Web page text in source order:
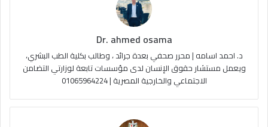
e
ا
م
ل
م
و
ق
ع
Dr. ahmed osama
د. احمد اسامه | محرر صحفي بعدة جرائد ، وطالب بكلية الطب البشري،
ويعمل مستشار حقوق الإنسان لدى مؤسسات تابعة لوزارتي التضامن
الاجتماعي والخارجية المصرية | 01065964224